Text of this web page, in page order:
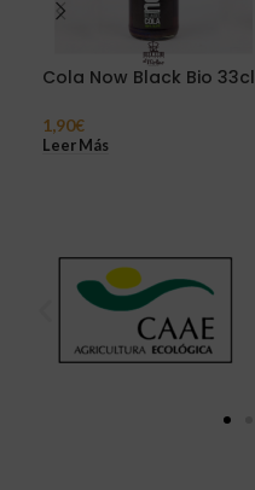
Cola Now Black Bio 33cl
1,90€
Leer Más